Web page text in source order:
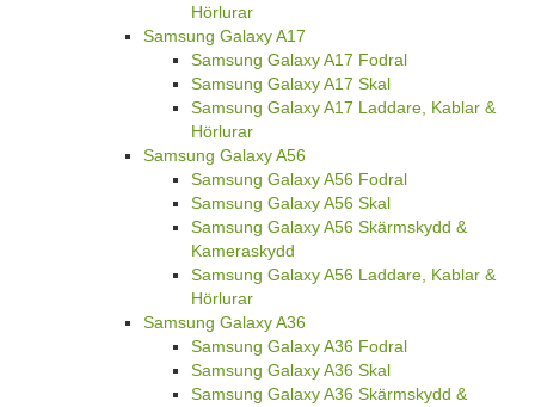
Hörlurar
Samsung Galaxy A17
Samsung Galaxy A17 Fodral
Samsung Galaxy A17 Skal
Samsung Galaxy A17 Laddare, Kablar &
Hörlurar
Samsung Galaxy A56
Samsung Galaxy A56 Fodral
Samsung Galaxy A56 Skal
Samsung Galaxy A56 Skärmskydd &
Kameraskydd
Samsung Galaxy A56 Laddare, Kablar &
Hörlurar
Samsung Galaxy A36
Samsung Galaxy A36 Fodral
Samsung Galaxy A36 Skal
Samsung Galaxy A36 Skärmskydd &